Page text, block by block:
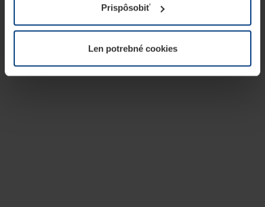
potrebujeme Vaše povolenie. Vaše povolenie môžete
kedykoľvek zmeniť alebo odvolať vo vysvetlení cookie
našej webovej stránky.
Prispôsobiť
Len potrebné cookies